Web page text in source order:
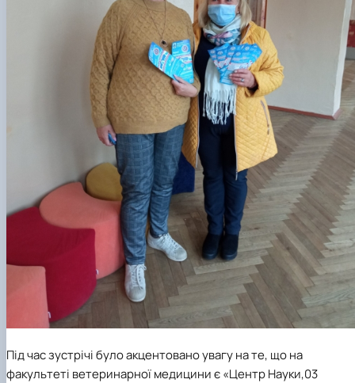
Під час зустрічі було акцентовано увагу на те, що на
факультеті ветеринарної медицини є «Центр Науки,03